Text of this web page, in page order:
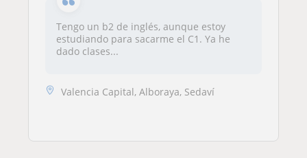
Tengo un b2 de inglés, aunque estoy
estudiando para sacarme el C1. Ya he
dado clases...
Valencia Capital, Alboraya, Sedaví